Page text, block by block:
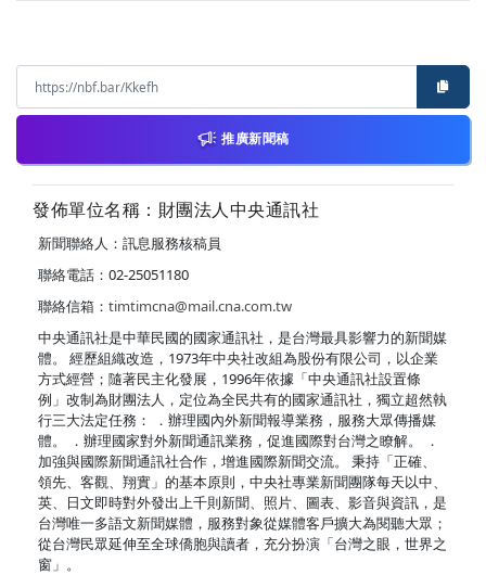
推廣新聞稿
發佈單位名稱：財團法人中央通訊社
新聞聯絡人：訊息服務核稿員
聯絡電話：02-25051180
聯絡信箱： timtimcna@mail.cna.com.tw
中央通訊社是中華民國的國家通訊社，是台灣最具影響力的新聞媒
體。 經歷組織改造，1973年中央社改組為股份有限公司，以企業
方式經營；隨著民主化發展，1996年依據「中央通訊社設置條
例」改制為財團法人，定位為全民共有的國家通訊社，獨立超然執
行三大法定任務： ．辦理國內外新聞報導業務，服務大眾傳播媒
體。 ．辦理國家對外新聞通訊業務，促進國際對台灣之瞭解。 ．
加強與國際新聞通訊社合作，增進國際新聞交流。 秉持「正確、
領先、客觀、翔實」的基本原則，中央社專業新聞團隊每天以中、
英、日文即時對外發出上千則新聞、照片、圖表、影音與資訊，是
台灣唯一多語文新聞媒體，服務對象從媒體客戶擴大為閱聽大眾；
從台灣民眾延伸至全球僑胞與讀者，充分扮演「台灣之眼，世界之
窗」。